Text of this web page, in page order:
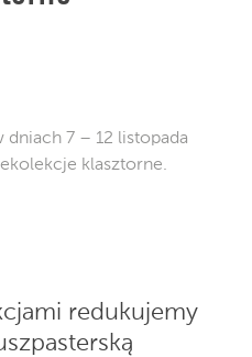
dniach 7 – 12 listopada
klasztorne.
redukujemy